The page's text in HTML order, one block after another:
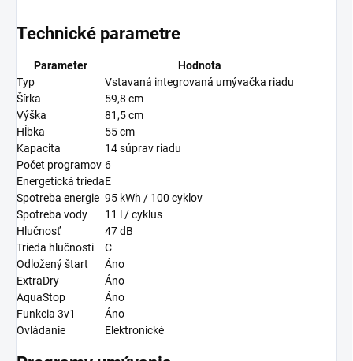
Technické parametre
Parameter
Hodnota
Typ
Vstavaná integrovaná umývačka riadu
Šírka
59,8 cm
Výška
81,5 cm
Hĺbka
55 cm
Kapacita
14 súprav riadu
Počet programov 6
Energetická triedaE
Spotreba energie 95 kWh / 100 cyklov
Spotreba vody
11 l / cyklus
Hlučnosť
47 dB
Trieda hlučnosti
C
Odložený štart
Áno
ExtraDry
Áno
AquaStop
Áno
Funkcia 3v1
Áno
Ovládanie
Elektronické